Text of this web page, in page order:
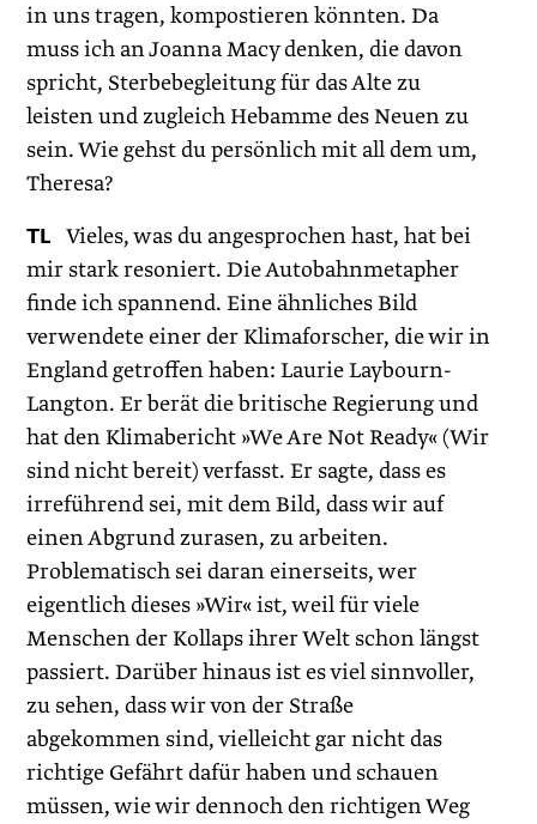
in uns tragen, kompostieren könnten. Da
muss ich an Joanna Macy denken, die davon
spricht, Sterbebegleitung für das Alte zu
leisten und zugleich Hebamme des Neuen zu
sein. Wie gehst du persönlich mit all dem um,
Theresa?
TL Vieles, was du angesprochen hast, hat bei
mir stark resoniert. Die Autobahnmetapher
finde ich spannend. Eine ähnliches Bild
verwendete einer der Klimaforscher, die wir in
England getroffen haben: Laurie Laybourn-
Langton. Er berät die britische Regierung und
hat den Klimabericht »We Are Not Ready« (Wir
sind nicht bereit) verfasst. Er sagte, dass es
irreführend sei, mit dem Bild, dass wir auf
einen Abgrund zurasen, zu arbeiten.
Problematisch sei daran einerseits, wer
eigentlich dieses »Wir« ist, weil für viele
Menschen der Kollaps ihrer Welt schon längst
passiert. Darüber hinaus ist es viel sinnvoller,
zu sehen, dass wir von der Straße
abgekommen sind, vielleicht gar nicht das
richtige Gefährt dafür haben und schauen
müssen, wie wir dennoch den richtigen Weg